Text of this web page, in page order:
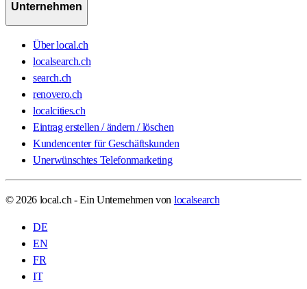
Unternehmen
Über local.ch
localsearch.ch
search.ch
renovero.ch
localcities.ch
Eintrag erstellen / ändern / löschen
Kundencenter für Geschäftskunden
Unerwünschtes Telefonmarketing
© 2026 local.ch - Ein Unternehmen von localsearch
DE
EN
FR
IT